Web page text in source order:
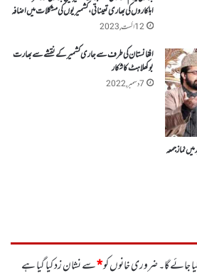
اہلکاروں کی بھاری تعیناتی ، کشمیریوں کی مشکلات میں اضافہ
12 اگست, 2023
میں نماز جمعہ
افغانستان کی طرف سے جاری کشمیر کے نقشے سے بھارت
بوکھلاہٹ کا شکار
7 دسمبر, 2022
جائے گا۔ضروری خانوں کو*سے نشان زد کیا گیا ہے